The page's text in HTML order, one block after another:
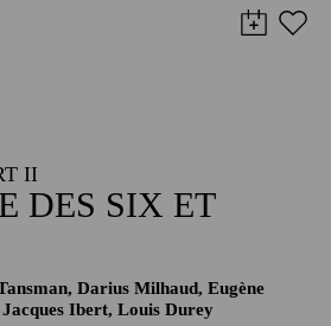
II
DES SIX ET
Darius Milhaud, Eugène
Ibert, Louis Durey